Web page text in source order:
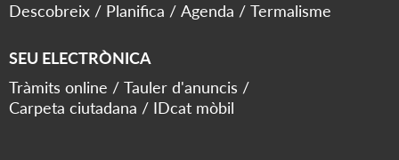
Descobreix
Planifica Agenda Termalisme
SEU ELECTRÒNICA
Tràmits online
Tauler d'anuncis
Carpeta ciutadana
IDcat mòbil